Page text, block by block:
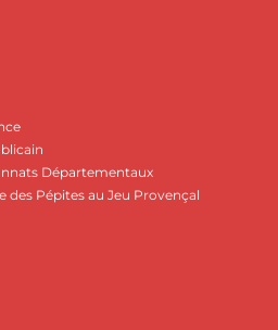
Départementaux
des Pépites au Jeu Provençal